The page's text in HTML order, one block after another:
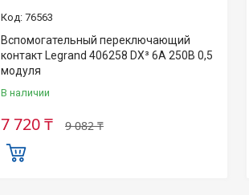
76563
Вспомогательный переключающий
контакт Legrand 406258 DX³ 6А 250В 0,5
модуля
В наличии
9 082 ₸
7 720 ₸